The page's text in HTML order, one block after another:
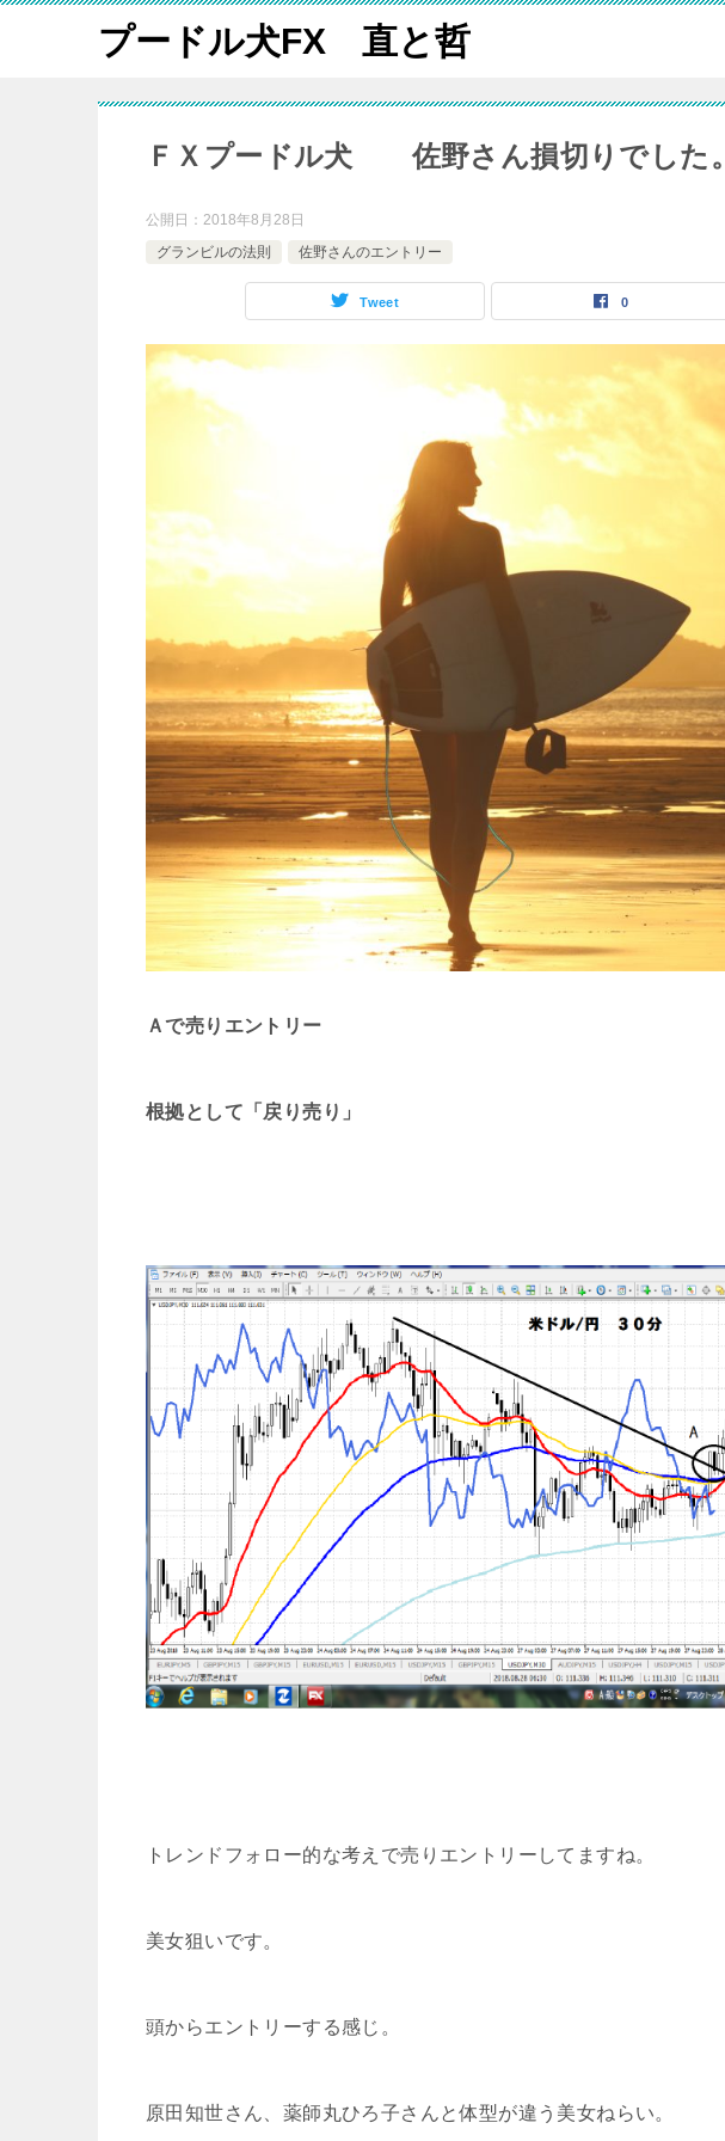
プードル犬FX 直と哲
ＦＸプードル犬 佐野さん損切りでした。
公開日： 2018年8月28日
グランビルの法則
佐野さんのエントリー
Tweet 0
Ａで売りエントリー
根拠として「戻り売り」
トレンドフォロー的な考えで売りエントリーしてますね。
美女狙いです。
頭からエントリーする感じ。
原田知世さん、薬師丸ひろ子さんと体型が違う美女ねらい。